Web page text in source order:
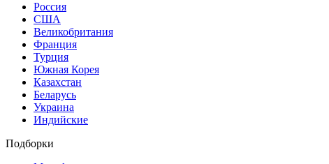
Россия
США
Великобритания
Франция
Турция
Южная Корея
Казахстан
Беларусь
Украина
Индийские
Подборки